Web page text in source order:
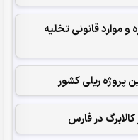
و موارد قانونی تخلیه
پروژه ریلی کشور
در فارس